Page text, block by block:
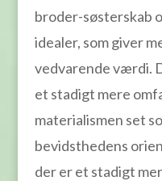
broder-søsterskab
idealer, som giver
vedvarende værdi.
et stadigt mere
materialismen set
bevidsthedens
der er et stadigt